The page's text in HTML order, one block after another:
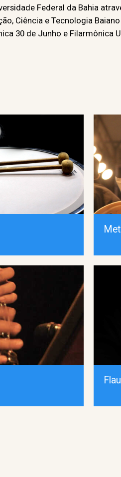
Federal da Bahia
Ciência e Tecnologia
30 de Junho e Filarmônica